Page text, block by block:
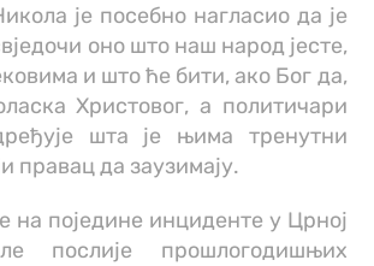
је посебно нагласио да је
оно што наш народ јесте,
и што ће бити, ако Бог да,
Христовог, а политичари
шта је њима тренутни
правац да заузимају.
на поједине инциденте у Црној
послије прошлогодишњих